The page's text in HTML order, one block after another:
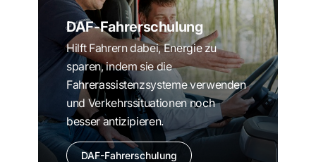
DAF-Fahrerschulung
Hilft Fahrern dabei, Energie zu
sparen, indem sie die
Fahrerassistenzsysteme verwenden
und Verkehrssituationen noch
besser antizipieren.
DAF-Fahrerschulung